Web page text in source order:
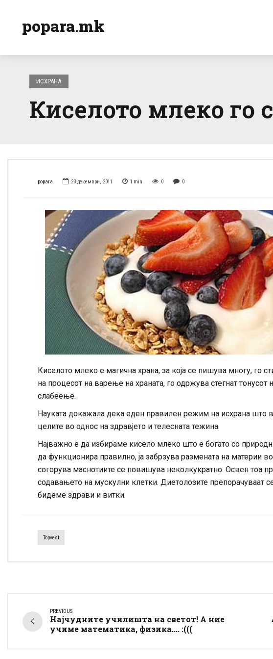
popara.mk
ИСХРАНА
Киселото млеко
popara 23 декември, 2011 1 min 0 0
Киселото млеко е магична храна, за која се пишува многу, го
на процесот на варење на храната, го одржува стегнат
слабеење.
Науката докажала дека еден правилен режим на исхрана што
целите во однос на здравјето и телесната тежина.
Најважно е да избираме кисело млеко што е богато со
да функционира правилно, ја забрзува размената на материи
согорува маснотиите се повишува неколкукратно. Освен тоа
содавањето на мускулни клетки. Диетолозите препорачуваат
бидеме здрави и витки.
Topvest
PREVIOUS
Најчудните училишта на светот! А ние
учиме математика, физика.... :(((